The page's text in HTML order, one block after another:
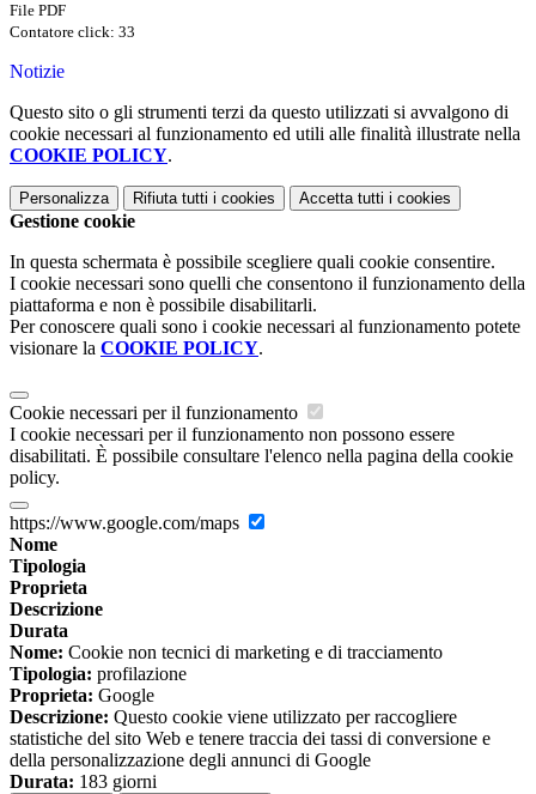
File PDF
Contatore click: 33
Notizie
Questo sito o gli strumenti terzi da questo utilizzati si avvalgono di
cookie necessari al funzionamento ed utili alle finalità illustrate nella
COOKIE POLICY.
Personalizza Rifiuta tutti i cookies Accetta tutti i cookies
Gestione cookie
In questa schermata è possibile scegliere quali cookie consentire.
I cookie necessari sono quelli che consentono il funzionamento della
piattaforma e non è possibile disabilitarli.
Per conoscere quali sono i cookie necessari al funzionamento potete
visionare la COOKIE POLICY.
Cookie necessari per il funzionamento
I cookie necessari per il funzionamento non possono essere
disabilitati. È possibile consultare l'elenco nella pagina della cookie
policy.
https://www.google.com/maps
Nome
Tipologia
Proprieta
Descrizione
Durata
Nome: Cookie non tecnici di marketing e di tracciamento
Tipologia: profilazione
Proprieta: Google
Descrizione: Questo cookie viene utilizzato per raccogliere
statistiche del sito Web e tenere traccia dei tassi di conversione e
della personalizzazione degli annunci di Google
Durata: 183 giorni